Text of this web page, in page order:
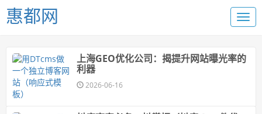
惠都网
上海GEO优化公司：揭提升网站曝光率的
利器
2026-06-16